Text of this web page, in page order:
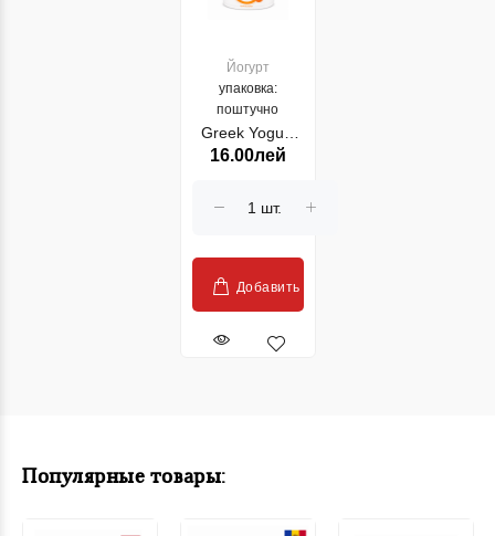
Йогурт
упаковка:
поштучно
Greek Yogurt
Kolios 2%
16.00лей
Добавить
Популярные товары: